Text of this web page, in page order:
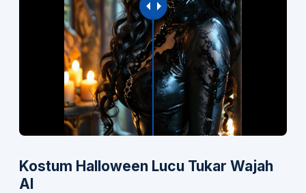
Kostum Halloween Lucu Tukar Wajah
AI